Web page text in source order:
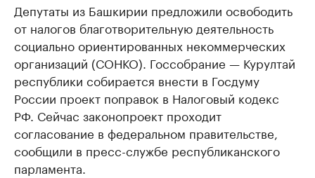
Депутаты из Башкирии предложили освободить
от налогов благотворительную деятельность
социально ориентированных некоммерческих
организаций (СОНКО). Госсобрание — Курултай
республики собирается внести в Госдуму
России проект поправок в Налоговый кодекс
РФ. Сейчас законопроект проходит
согласование в федеральном правительстве,
сообщили в пресс-службе республиканского
парламента.